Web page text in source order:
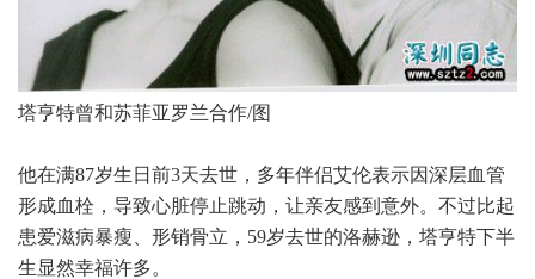
塔亨特曾和苏菲亚罗兰合作/图
他在满87岁生日前3天去世，多年伴侣艾伦表示因深层血管
形成血栓，导致心脏停止跳动，让亲友感到意外。不过比起
患爱滋病暴瘦、形销骨立，59岁去世的洛赫逊，塔亨特下半
生显然幸福许多。